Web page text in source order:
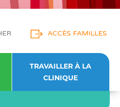
ACCÈS FAMILLES
TRAVAILLER À LA
CLINIQUE